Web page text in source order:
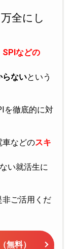
全にし
SPIなどの
らないという
を徹底的に対
車などのスキ
い就活生に
非ご活用くだ
無料）